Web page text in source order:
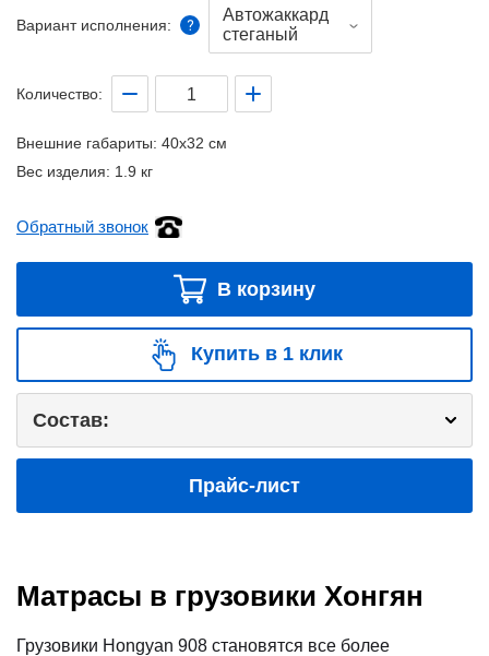
Вариант исполнения:
Автожаккард
стеганый
Количество:
Внешние габариты: 40x32 см
Вес изделия: 1.9 кг
Обратный звонок
В корзину
Купить в 1 клик
Состав:
Прайс-лист
Матрасы в грузовики Хонгян
Грузовики Hongyan 908 становятся все более